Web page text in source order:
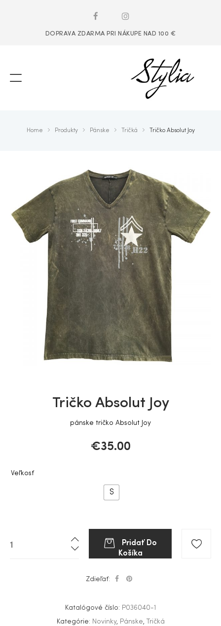
DOPRAVA ZDARMA PRI NÁKUPE NAD 100 €
Home Produkty Pánske Tričká Tričko Absolut Joy
Tričko Absolut Joy
pánske tričko Absolut Joy
€35.00
Veľkosť
S
Pridať Do
Košíka
Zdieľať:
Katalógové číslo: P036040-1
Kategórie: Novinky, Pánske,
Tričká